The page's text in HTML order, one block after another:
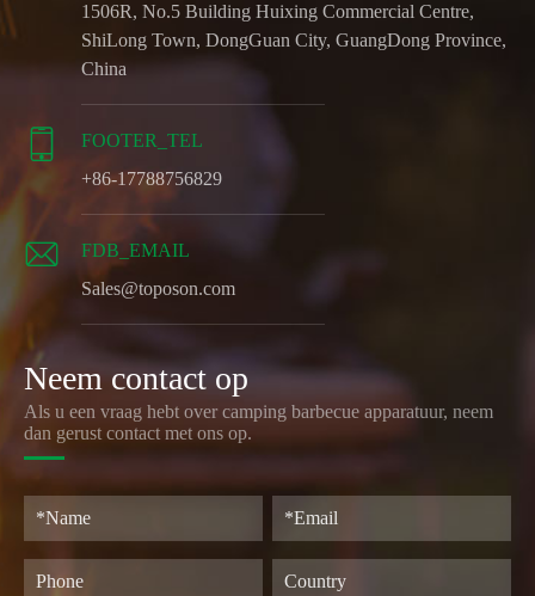
1506R, No.5 Building Huixing Commercial Centre,
ShiLong Town, DongGuan City, GuangDong Province,
China

FOOTER_TEL
+86-17788756829

FDB_EMAIL
Sales@toposon.com
Neem contact op
Als u een vraag hebt over camping barbecue apparatuur, neem
dan gerust contact met ons op.